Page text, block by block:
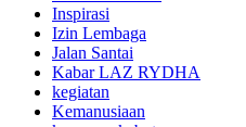
Inspirasi
Izin Lembaga
Jalan Santai
Kabar LAZ RYDHA
kegiatan
Kemanusiaan